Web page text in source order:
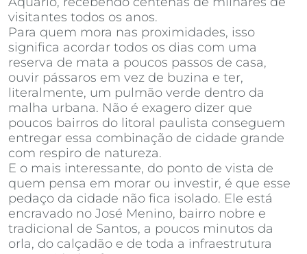
visitantes todos os anos.
Para quem mora nas proximidades, isso
significa acordar todos os dias com uma
reserva de mata a poucos passos de casa,
ouvir pássaros em vez de buzina e ter,
literalmente, um pulmão verde dentro da
malha urbana. Não é exagero dizer que
poucos bairros do litoral paulista conseguem
entregar essa combinação de cidade grande
com respiro de natureza.
E o mais interessante, do ponto de vista de
quem pensa em morar ou investir, é que esse
pedaço da cidade não fica isolado. Ele está
encravado no José Menino, bairro nobre e
tradicional de Santos, a poucos minutos da
orla, do calçadão e de toda a infraestrutura